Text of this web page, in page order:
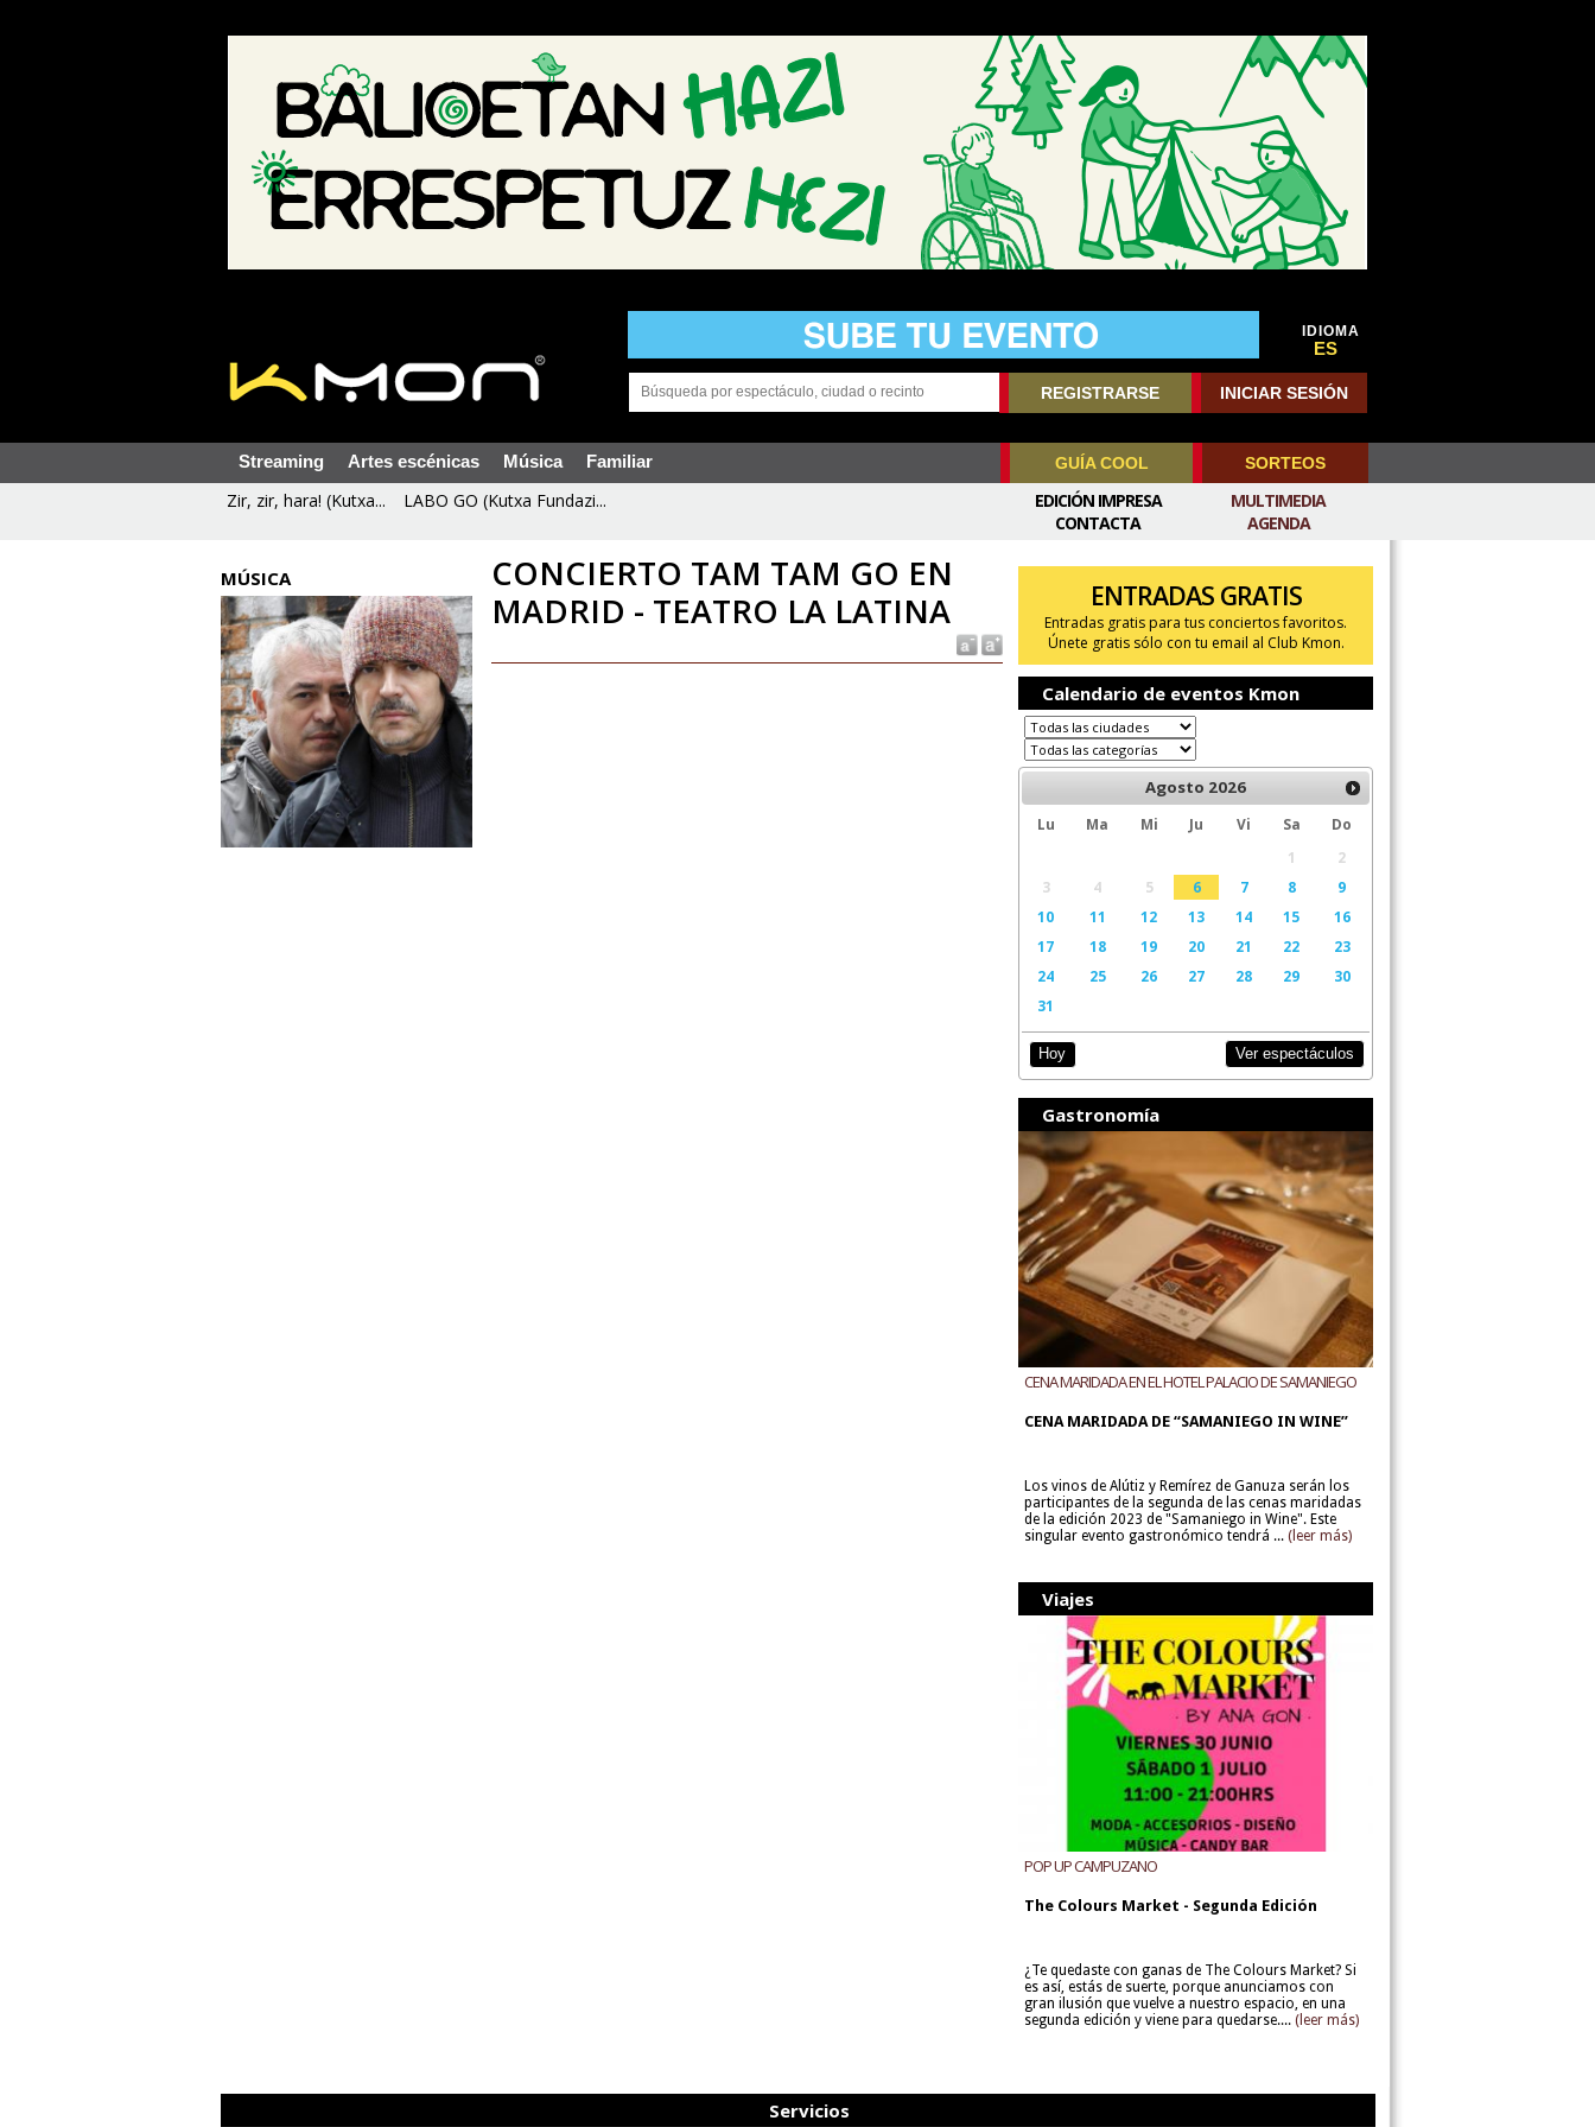
IDIOMA
ES
REGISTRARSE INICIAR SESIÓN
Streaming Artes escénicas Música Familiar GUÍA COOL SORTEOS
Zir, zir, hara! (Kutxa... LABO GO (Kutxa Fundazi...
MULTIMEDIA
AGENDA
EDICIÓN IMPRESA
CONTACTA
MÚSICA
CONCIERTO TAM TAM GO EN
MADRID - TEATRO LA LATINA
ENTRADAS GRATIS
Entradas gratis para tus conciertos favoritos.
Únete gratis sólo con tu email al Club Kmon.
Calendario de eventos Kmon
Agosto 2026
Lu Ma Mi Ju Vi Sa
Do
1
2
3
4 5 6 7 8
9
10
11 12 13 14 15
16
17
18 19 20 21 22
23
24
25 26 27 28 29
30
31
Hoy Ver espectáculos
Gastronomía
CENA MARIDADA EN EL HOTEL PALACIO DE SAMANIEGO
CENA MARIDADA DE “SAMANIEGO IN WINE”
Los vinos de Alútiz y Remírez de Ganuza serán los
participantes de la segunda de las cenas maridadas
de la edición 2023 de "Samaniego in Wine". Este
singular evento gastronómico tendrá ... (leer más)
Viajes
POP UP CAMPUZANO
The Colours Market - Segunda Edición
¿Te quedaste con ganas de The Colours Market? Si
es así, estás de suerte, porque anunciamos con
gran ilusión que vuelve a nuestro espacio, en una
segunda edición y viene para quedarse.... (leer más)
Servicios